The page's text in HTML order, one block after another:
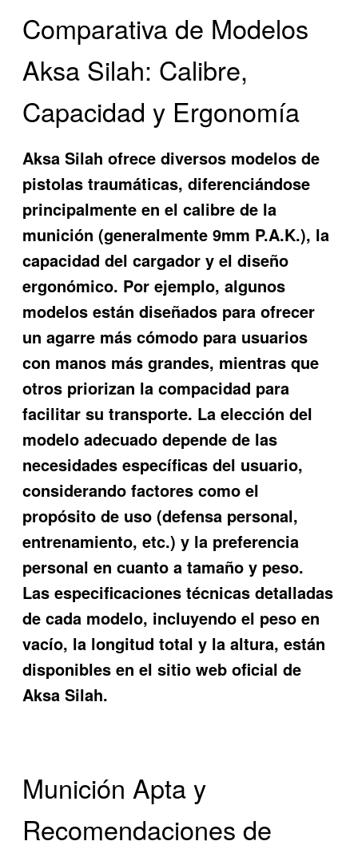
Comparativa de Modelos
Aksa Silah: Calibre,
Capacidad y Ergonomía
Aksa Silah ofrece diversos modelos de
pistolas traumáticas, diferenciándose
principalmente en el calibre de la
munición (generalmente 9mm P.A.K.), la
capacidad del cargador y el diseño
ergonómico. Por ejemplo, algunos
modelos están diseñados para ofrecer
un agarre más cómodo para usuarios
con manos más grandes, mientras que
otros priorizan la compacidad para
facilitar su transporte. La elección del
modelo adecuado depende de las
necesidades específicas del usuario,
considerando factores como el
propósito de uso (defensa personal,
entrenamiento, etc.) y la preferencia
personal en cuanto a tamaño y peso.
Las especificaciones técnicas detalladas
de cada modelo, incluyendo el peso en
vacío, la longitud total y la altura, están
disponibles en el sitio web oficial de
Aksa Silah.
Munición Apta y
Recomendaciones de